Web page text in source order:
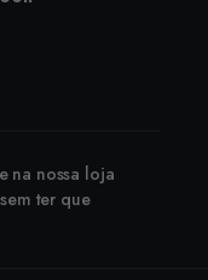
na nossa loja
ter que